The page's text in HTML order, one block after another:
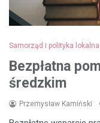
Samorząd i polityka lokalna
Bezpłatna
średzkim
Przemysław Kamiński